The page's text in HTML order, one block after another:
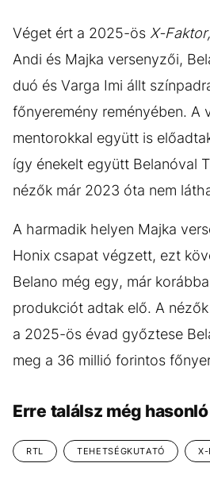
Véget ért a 2025-ös X-Faktor,
Andi és Majka versenyzői,
duó és Varga Imi állt
főnyeremény reményében. A
mentorokkal együtt is
így énekelt együtt Belanóval
nézők már 2023 óta nem
A harmadik helyen Majka
Honix csapat végzett, ezt
Belano még egy, már
produkciót adtak elő. A
a 2025-ös évad győztese
meg a 36 millió forintos
Erre találsz még
RTL TEHETSÉGKUTATÓ X-